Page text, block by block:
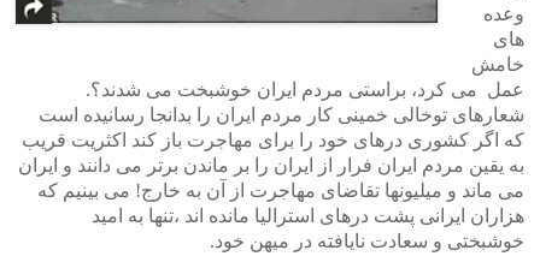
وعده
های
خامش
عمل می کرد، براستی مردم ایران خوشبخت می شدند؟.
شعارهای توخالی خمینی کار مردم ایران را بدانجا رسانیده است
که اگر کشوری درهای خود را برای مهاجرت باز کند اکثریت قریب
به یقین مردم ایران فرار از ایران را بر ماندن برتر می دانند و ایران
می ماند و میلیونها تقاضای مهاجرت از آن به خارج! می بینیم که
هزاران ایرانی پشت درهای استرالیا مانده اند ،تنها به امید
خوشبختی و سعادت نایافته در میهن خود.